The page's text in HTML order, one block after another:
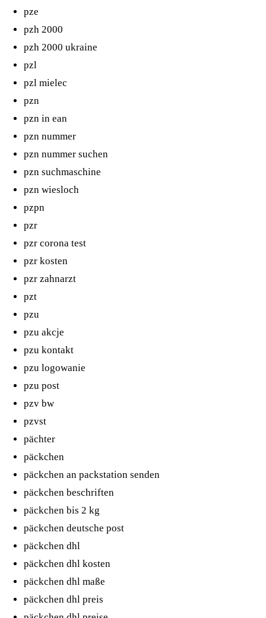
pze
pzh 2000
pzh 2000 ukraine
pzl
pzl mielec
pzn
pzn in ean
pzn nummer
pzn nummer suchen
pzn suchmaschine
pzn wiesloch
pzpn
pzr
pzr corona test
pzr kosten
pzr zahnarzt
pzt
pzu
pzu akcje
pzu kontakt
pzu logowanie
pzu post
pzv bw
pzvst
pächter
päckchen
päckchen an packstation senden
päckchen beschriften
päckchen bis 2 kg
päckchen deutsche post
päckchen dhl
päckchen dhl kosten
päckchen dhl maße
päckchen dhl preis